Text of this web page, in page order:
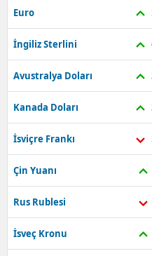
Euro
İngiliz Sterlini
Avustralya Doları
Kanada Doları
İsviçre Frankı
Çin Yuanı
Rus Rublesi
İsveç Kronu